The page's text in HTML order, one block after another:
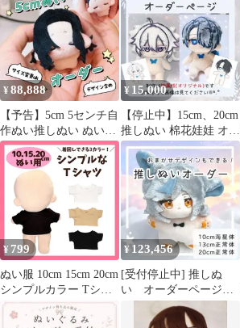
¥88,888
【予告】5cm 5センチ自
作ぬい推しぬい ぬいぐ
るみ 無属性オーダー
¥ 15,000
【停止中】15cm、20cm
推しぬい 棉花娃娃 オー
ダーメイド
¥ 799
ぬい服 10cm 15cm 20cm
シンプルカラー Tシャ
ツ 半袖 ぬいぐるみ 服
シャツ トップス ぬいぐ
¥ 123,456
[受付停止中] 推しぬ
い オーダーページ
ぬいぐるみ 棉花娃娃
韓国ぬい 無属性